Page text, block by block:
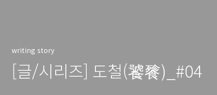
writing story
[글/시리즈] 도철(饕餮)_#04